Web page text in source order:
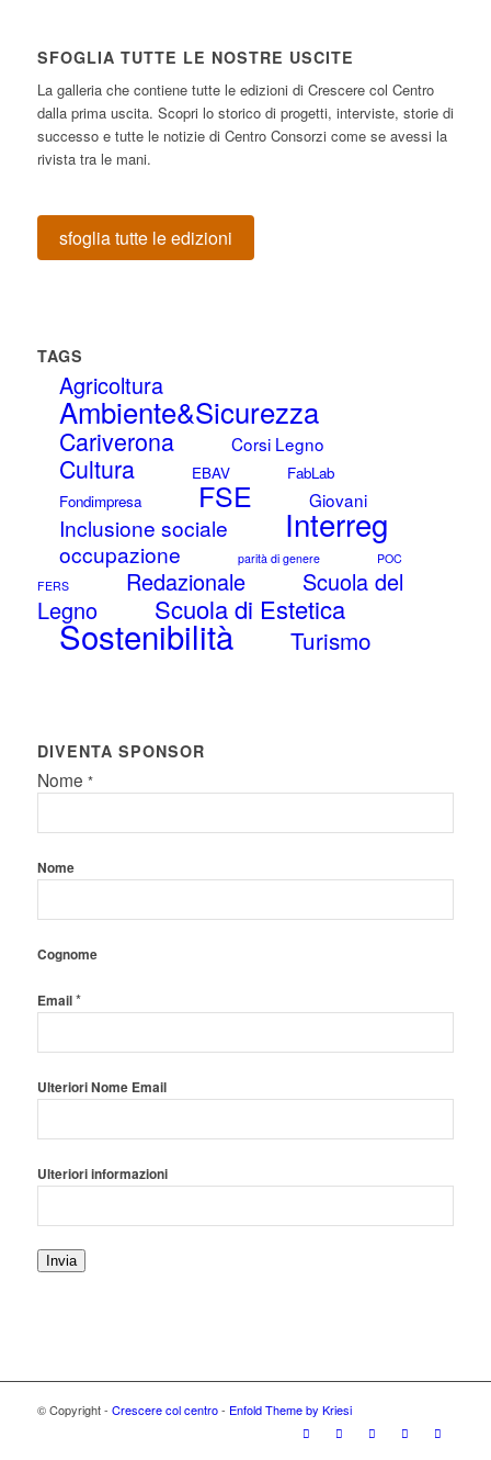
SFOGLIA TUTTE LE NOSTRE USCITE
La galleria che contiene tutte le edizioni di Crescere col Centro
dalla prima uscita. Scopri lo storico di progetti, interviste, storie di
successo e tutte le notizie di Centro Consorzi come se avessi la
rivista tra le mani.
sfoglia tutte le edizioni
TAGS
Agricoltura
Ambiente&Sicurezza
Cariverona Corsi Legno
Cultura EBAV
FabLab
Fondimpresa
FSE Giovani
Inclusione sociale Interreg
occupazione parità di genere
POC
FERS
Redazionale
Scuola del
Legno
Scuola di Estetica
Sostenibilità Turismo
DIVENTA SPONSOR
Nome *
Nome
Cognome
Email*
Ulteriori Nome Email
Ulteriori informazioni
Invia
© Copyright - Crescere col centro- Enfold Theme by Kriesi